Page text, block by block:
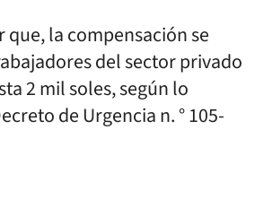
que, la compensación se
del sector privado
2 mil soles, según lo
de Urgencia n. ° 105-